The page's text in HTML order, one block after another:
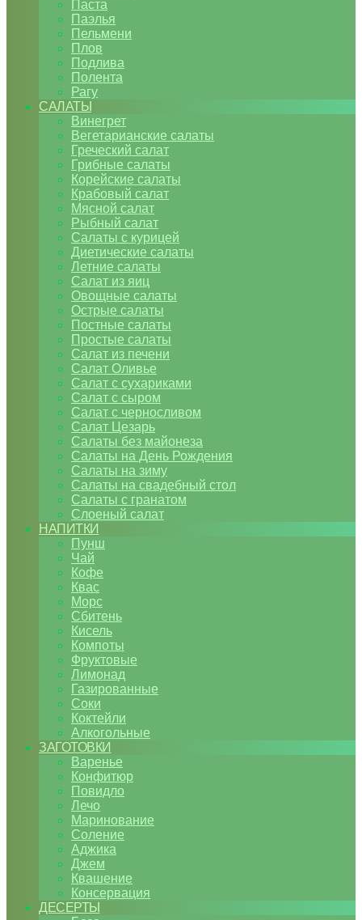
Паста
Паэлья
Пельмени
Плов
Подлива
Полента
Рагу
САЛАТЫ
Винегрет
Вегетарианские салаты
Греческий салат
Грибные салаты
Корейские салаты
Крабовый салат
Мясной салат
Рыбный салат
Салаты с курицей
Диетические салаты
Летние салаты
Салат из яиц
Овощные салаты
Острые салаты
Постные салаты
Простые салаты
Салат из печени
Салат Оливье
Салат с сухариками
Салат с сыром
Салат с черносливом
Салат Цезарь
Салаты без майонеза
Салаты на День Рождения
Салаты на зиму
Салаты на свадебный стол
Салаты с гранатом
Слоеный салат
НАПИТКИ
Пунш
Чай
Кофе
Квас
Морс
Сбитень
Кисель
Компоты
Фруктовые
Лимонад
Газированные
Соки
Коктейли
Алкогольные
ЗАГОТОВКИ
Варенье
Конфитюр
Повидло
Лечо
Маринование
Соление
Аджика
Джем
Квашение
Консервация
ДЕСЕРТЫ